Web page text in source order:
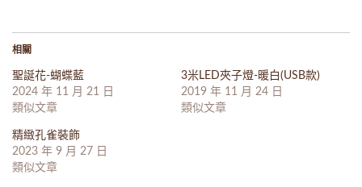
相關
聖誕花-蝴蝶藍
2024 年 11 月 21 日
類似文章
3米LED夾子燈-暖白(USB款)
2019 年 11 月 24 日
類似文章
精緻孔雀裝飾
2023 年 9 月 27 日
類似文章